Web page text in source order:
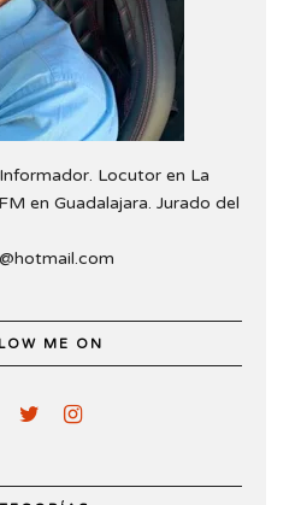
Locutor en La
en Guadalajara. Jurado del
ME ON